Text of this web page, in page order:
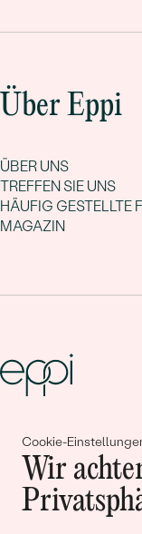
Cookie-
Wir
Über Eppi
ÜBER UNS
TREFFEN SIE UNS
HÄUFIG GESTELLTE
MAGAZIN
Liebe